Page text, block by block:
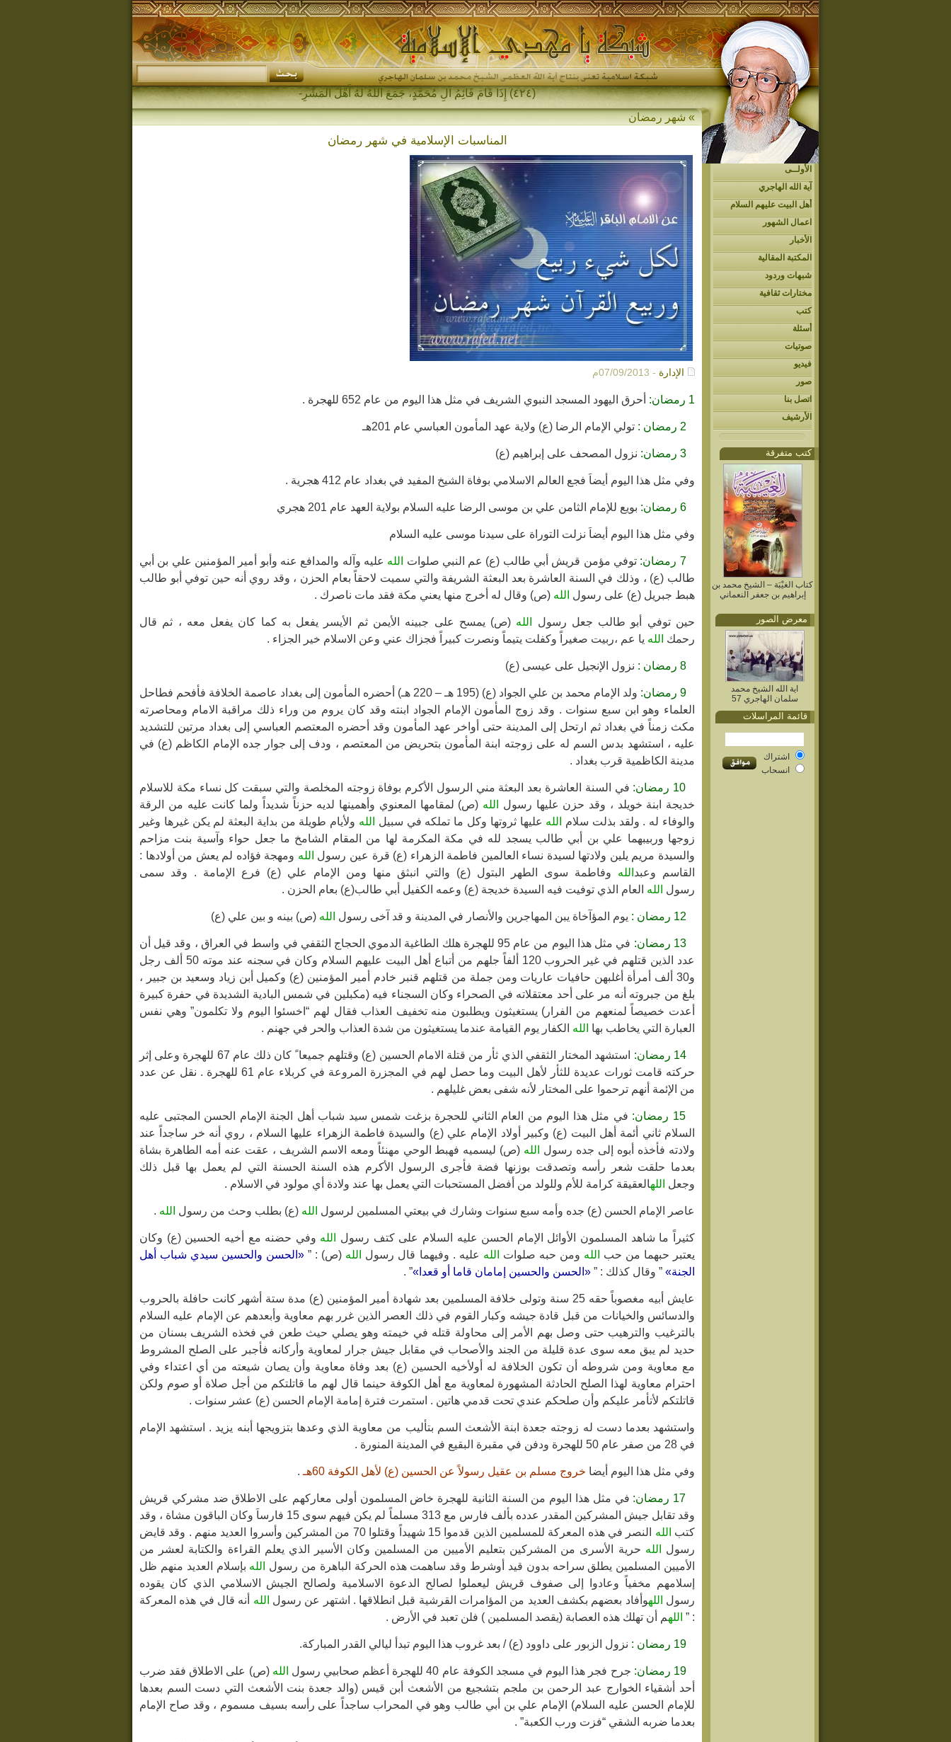
(٤٢٤) إِذَا قَامَ قَائِمُ آلِ مُحَمَّدٍ، جَمَعَ اللهُ لَهُ أَهْلَ المَشْرِقِ وَأَهْلَ المَغْر_
الأولــى
آية الله الهاجري
أهل البيت عليهم السلام
اعمال الشهور
الأخبار
المكتبة المقالية
شبهات وردود
مختارات ثقافية
كتب
أسئلة
صوتيات
فيديو
صور
اتصل بنا
الأرشيف
كتب متفرقة
كتاب الغيْبَة – الشيخ محمد بن
إبراهيم بن جعفر النعماني
معرض الصور
اية الله الشيخ محمد
سلمان الهاجري 57
قائمة المراسلات
اشتراك
انسحاب
» شهر رمضان
المناسبات الإسلامية في شهر رمضان
الإدارة - 07/09/2013م
1 رمضان: أحرق اليهود المسجد النبوي الشريف في مثل هذا اليوم من عام 652 للهجرة .
2 رمضان : تولي الإمام الرضا (ع) ولاية عهد المأمون العباسي عام 201هـ
3 رمضان: نزول المصحف على إبراهيم (ع)
وفي مثل هذا اليوم أيضاَ فجع العالم الاسلامي بوفاة الشيخ المفيد في بغداد عام 412 هجرية .
6 رمضان: بويع للإمام الثامن علي بن موسى الرضا عليه السلام بولاية العهد عام 201 هجري
وفي مثل هذا اليوم أيضاَ نزلت التوراة على سيدنا موسى عليه السلام
7 رمضان: توفي مؤمن قريش أبي طالب (ع) عم النبي صلوات الله عليه وآله والمدافع عنه وأبو أمير المؤمنين علي بن أبي
طالب (ع) ، وذلك في السنة العاشرة بعد البعثة الشريفة والتي سميت لاحقاً بعام الحزن ، وقد روي أنه حين توفي أبو طالب
هبط جبريل (ع) على رسول الله (ص) وقال له أخرج منها يعني مكة فقد مات ناصرك .
حين توفي أبو طالب جعل رسول الله (ص) يمسح على جبينه الأيمن ثم الأيسر يفعل به كما كان يفعل معه ، ثم قال
رحمك الله يا عم ،ربيت صغيراً وكفلت يتيماً ونصرت كبيراً فجزاك عني وعن الاسلام خير الجزاء .
8 رمضان : نزول الإنجيل على عيسى (ع)
9 رمضان:
ولد الإمام محمد بن علي الجواد (ع) (195 هـ – 220 هـ) أحضره المأمون إلى بغداد عاصمة الخلافة فأفحم فطاحل
العلماء وهو ابن سبع سنوات . وقد زوج المأمون الإمام الجواد ابنته وقد كان يروم من وراء ذلك مراقبة الامام ومحاصرته
مكث زمناً في بغداد ثم ارتحل إلى المدينة حتى أواخر عهد المأمون وقد أحضره المعتصم العباسي إلى بغداد مرتين للتشديد
عليه ، استشهد بدس السم له على زوجته ابنة المأمون بتحريض من المعتصم ، ودف إلى جوار جده الإمام الكاظم (ع) في
مدينة الكاظمية قرب بغداد .
10 رمضان:
في السنة العاشرة بعد البعثة مني الرسول الأكرم بوفاة زوجته المخلصة والتي سبقت كل نساء مكة للاسلام
خديجة ابنة خويلد ، وقد حزن عليها رسول
الله (ص) لمقامها المعنوي وأهمينها لديه حزناً شديداً ولما كانت عليه من الرقة
والوفاء له . ولقد بذلت سلام
الله عليها ثروتها وكل ما تملكه في سبيل الله ولأيام طويلة من بداية البعثة لم يكن غيرها وغير
زوجها وربيبهما علي بن أبي طالب يسجد لله في مكة المكرمة لها من المقام الشامخ ما جعل حواء وآسية بنت مزاحم
والسيدة مريم يلين ولادتها لسيدة نساء العالمين فاطمة الزهراء (ع) قرة عين رسول الله ومهجة فؤاده لم يعش من أولادها :
القاسم وعبد الله وفاطمة سوى الطهر البتول (ع) والتي انبثق منها ومن الإمام علي (ع) فرع الإمامة . وقد سمى
رسول الله العام الذي توفيت فيه السيدة خديجة (ع) وعمه الكفيل أبي طالب(ع) بعام الحزن .
12 رمضان : يوم المؤآخاة يبن المهاجرين والأنصار في المدينة و قد آخى رسول الله (ص) بينه و بين علي (ع)
13 رمضان:
في مثل هذا اليوم من عام 95 للهجرة هلك الطاغية الدموي الحجاج الثقفي في واسط في العراق ، وقد قيل أن
عدد الذين قتلهم في غير الحروب 120 ألفاً جلهم من أتباع أهل البيت عليهم السلام وكان في سجنه عند موته 50 ألف رجل
و30 ألف أمرأة أغلبهن حافيات عاريات ومن جملة من قتلهم قنبر خادم أمير المؤمنين (ع) وكميل أبن زياد وسعيد بن جبير ،
بلغ من جبروته أنه مر على أحد معتقلاته في الصحراء وكان السجناء فيه (مكبلين في شمس البادية الشديدة في حفرة كبيرة
أعدت خصيصاً لمنعهم من الفرار) يستغيثون ويطلبون منه تخفيف العذاب فقال لهم “اخسئوا اليوم ولا تكلمون” وهي نفس
العبارة التي يخاطب بها الله الكفار يوم القيامة عندما يستغيثون من شدة العذاب والحر في جهنم .
14 رمضان:
استشهد المختار الثقفي الذي ثأر من قتلة الامام الحسين (ع) وقتلهم جميعا ً كان ذلك عام 67 للهجرة وعلى إثر
حركته قامت ثورات عديدة للثأر لأهل البيت وما حصل لهم في المجزرة المروعة في كربلاء عام 61 للهجرة . نقل عن عدد
من الإئمة أنهم ترحموا على المختار لأنه شفى بعض غليلهم .
15 رمضان:
في مثل هذا اليوم من العام الثاني للحجرة بزغت شمس سيد شباب أهل الجنة الإمام الحسن المجتبى عليه
السلام ثاني أئمة أهل البيت (ع) وكبير أولاد الإمام علي (ع) والسيدة فاطمة الزهراء عليها السلام ، روي أنه خر ساجداً عند
ولادته فأخذه أبوه إلى جده رسول
الله (ص) ليسميه فهبط الوحي مهنئاً ومعه الاسم الشريف ، عقت عنه أمه الطاهرة بشاة
بعدما حلقت شعر رأسه وتصدقت بوزنها فضة فأجرى الرسول الأكرم هذه السنة الحسنة التي لم يعمل بها قبل ذلك
وجعل اللهالعقيقة كرامة للأم وللولد من أفضل المستحبات التي يعمل بها عند ولادة أي مولود في الاسلام .
عاصر الإمام الحسن (ع) جده وأمه سبع سنوات وشارك في بيعتي المسلمين لرسول الله (ع) بطلب وحث من رسول الله .
كثيراً ما شاهد المسلمون الأوائل الإمام الحسن عليه السلام على كتف رسول الله وفي حضنه مع أخيه الحسين (ع) وكان
يعتبر حبهما من حب
الله ومن حبه صلوات الله عليه . وفيهما قال رسول الله (ص) : ” «الحسن والحسين سيدي شباب أهل
الجنة» ” وقال كذلك : ” «الحسن والحسين إمامان قاما أو قعدا»” .
عايش أبيه مغصوباً حقه 25 سنة وتولى خلافة المسلمين بعد شهادة أمير المؤمنين (ع) مدة ستة أشهر كانت حافلة بالحروب
والدسائس والخيانات من قبل قادة جيشه وكبار القوم في ذلك العصر الذين غرر بهم معاوية وأبعدهم عن الإمام عليه السلام
بالترغيب والترهيب حتى وصل بهم الأمر إلى محاولة قتله في خيمته وهو يصلي حيث طعن في فخذه الشريف بسنان من
حديد لم يبق معه سوى عدة قليلة من الجند والأصحاب في مقابل جيش جرار لمعاوية وأركانه فأجبر على الصلح المشروط
مع معاوية ومن شروطه أن تكون الخلافة له أولأخيه الحسين (ع) بعد وفاة معاوية وأن يصان شيعته من أي اعتداء وفي
احترام معاوية لهذا الصلح الحادثة المشهورة لمعاوية مع أهل الكوفة حينما قال لهم ما قاتلتكم من أجل صلاة أو صوم ولكن
قاتلتكم لأتأمر عليكم وأن صلحكم عندي تحت قدمي هاتين . استمرت فترة إمامة الإمام الحسن (ع) عشر سنوات .
واستشهد بعدما دست له زوجته جعدة ابنة الأشعث السم بتأليب من معاوية الذي وعدها بتزويجها أبنه يزيد . استشهد الإمام
في 28 من صفر عام 50 للهجرة ودفن في مقبرة البقيع في المدينة المنورة .
وفي مثل هذا اليوم أيضا خروج مسلم بن عقيل رسولاً عن الحسين (ع) لأهل الكوفة 60هـ .
17 رمضان:
في مثل هذا اليوم من السنة الثانية للهجرة خاض المسلمون أولى معاركهم على الاطلاق ضد مشركي قريش
وقد تقابل جيش المشركين المقدر عدده بألف فارس مع 313 مسلماً لم يكن فيهم سوى 15 فارساَ وكان الباقون مشاة ، وقد
كتب الله
النصر في هذه المعركة للمسلمين الذين قدموا 15 شهيداً وقتلوا 70 من المشركين وأسروا العديد منهم . وقد قايض
رسول
الله حرية الأسرى من المشركين بتعليم الأميين من المسلمين وكان الأسير الذي يعلم القراءة والكتابة لعشر من
الأميين المسلمين يطلق سراحه بدون قيد أوشرط وقد ساهمت هذه الحركة الباهرة من رسول
الله بإسلام العديد منهم ظل
إسلامهم مخفياً وعادوا إلى صفوف قريش ليعملوا لصالح الدعوة الاسلامية ولصالح الجيش الاسلامي الذي كان يقوده
رسول اللهوأفاد بعضهم بكشف العديد من المؤامرات القرشية قبل انطلاقها . اشتهر عن رسول الله أنه قال في هذه المعركة
: ” اللهم أن تهلك هذه العصابة (يقصد المسلمين ) فلن تعبد في الأرض .
19 رمضان : نزول الزبور على داوود (ع) / بعد غروب هذا اليوم تبدأ ليالي القدر المباركة.
19 رمضان: جرح فجر هذا اليوم في مسجد الكوفة عام 40 للهجرة أعظم صحابيي رسول الله (ص) على الاطلاق فقد ضرب
أحد أشقياء الخوارج عبد الرحمن بن ملجم بتشجيع من الأشعث أبن قيس (والد جعدة بنت الأشعث التي دست السم بعدها
للإمام الحسن عليه السلام) الإمام علي بن أبي طالب وهو في المحراب ساجداً على رأسه بسيف مسموم ، وقد صاح الإمام
بعدما ضربه الشقي “فزت ورب الكعبة” .